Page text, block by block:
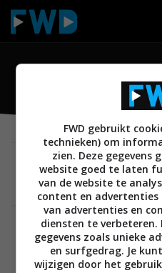
MOBILE 08 JUNI 2016
Sony Xperia X
FWD gebruikt
technieken) om
zien. Deze gegevens
website goed te laten
van de website te
content en
van advertenties en
diensten te verbeteren.
gegevens zoals unieke
en surfgedrag. Je
wijzigen door het